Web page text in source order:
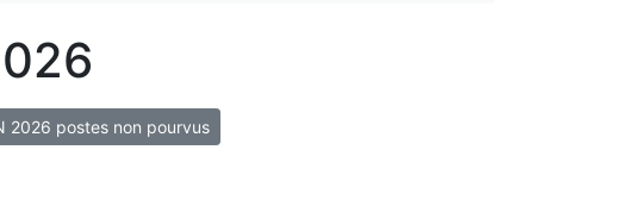
2026 postes non pourvus